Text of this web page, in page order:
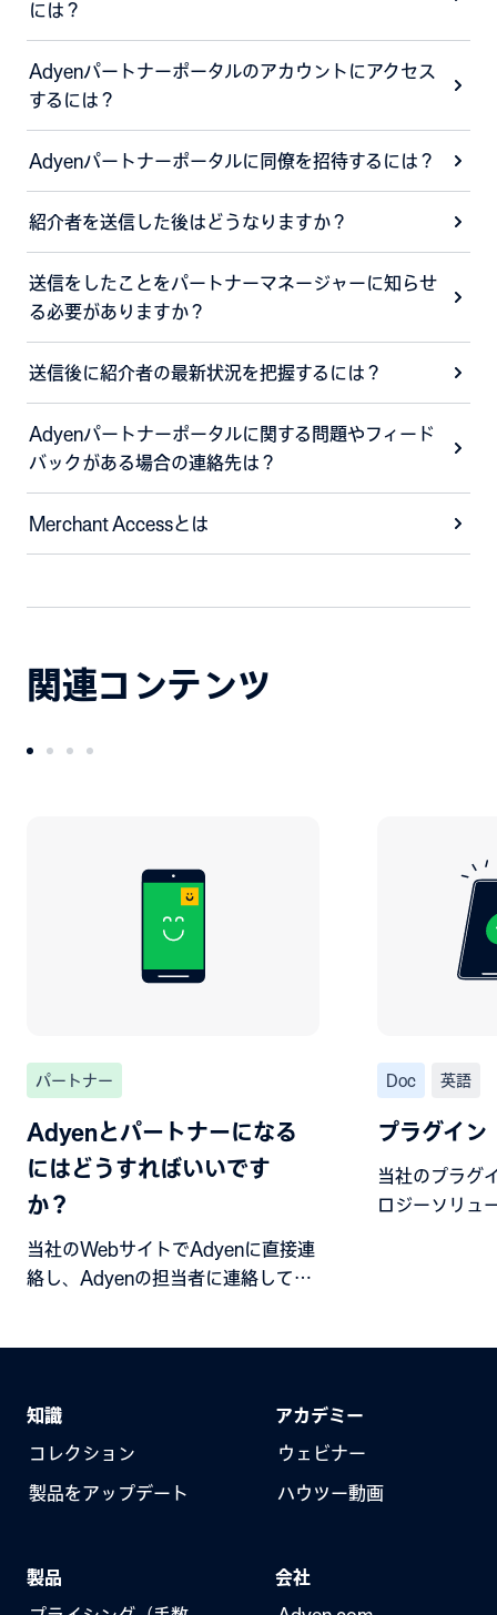
には？
Adyenパートナーポータルのアカウントにアクセス
するには？
Adyenパートナーポータルに同僚を招待するには？
紹介者を送信した後はどうなりますか？
送信をしたことをパートナーマネージャーに知らせ
る必要がありますか？
送信後に紹介者の最新状況を把握するには？
Adyenパートナーポータルに関する問題やフィード
バックがある場合の連絡先は？
Merchant Accessとは
関連コンテンツ
パートナー
Adyenとパートナーになる
にはどうすればいいです
か？
当社のWebサイトでAdyenに直接連
絡し、Adyenの担当者に連絡してく
Doc 英語
プラグイン
当社のプラグ
ロジーソリュ
知識
コレクション
製品をアップデート
アカデミー
ウェビナー
ハウツー動画
製品 会社